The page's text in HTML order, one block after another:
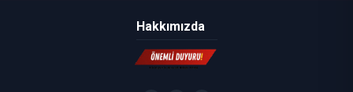
Hakkımızda